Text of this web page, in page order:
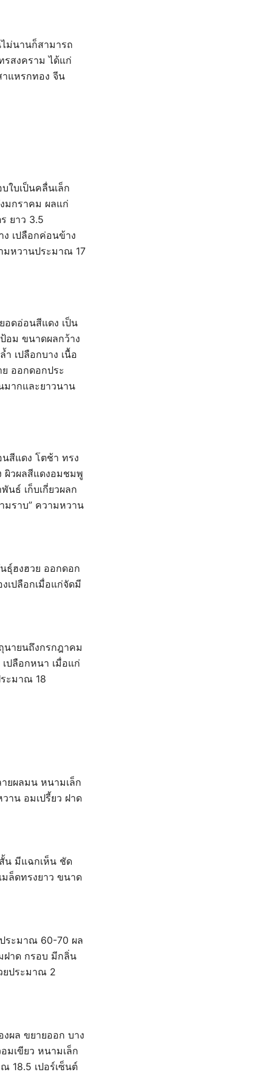
ม่นานก็สามารถ
รสงคราม ได้แก่
าแหรกทอง จีน
ใบเป็นคลื่นเล็ก
มกราคม ผลแก่
ยาว 3.5
เปลือกค่อนข้าง
มหวานประมาณ 17
อดอ่อนสีแดง เป็น
อม ขนาดผลกว้าง
เปลือกบาง เนื้อ
ออกดอกประ
ากและยาวนาน
สีแดง โตช้า ทรง
ผิวผลสีแดงอมชมพู
ธ์ เก็บเกี่ยวผลก
มราบ” ความหวาน
ธุ์ฮงฮวย ออกดอก
เปลือกเมื่อแก่จัดมี
นายนถึงกรกฎาคม
ปลือกหนา เมื่อแก่
ะมาณ 18
ยผลมน หนามเล็ก
าน อมเปรี้ยว ฝาด
น มีแฉกเห็น ชัด
ล็ดทรงยาว ขนาด
ระมาณ 60-70 ผล
ฝาด กรอบ มีกลิ่น
ยประมาณ 2
ผล ขยายออก บาง
มเขียว หนามเล็ก
18.5 เปอร์เซ็นต์